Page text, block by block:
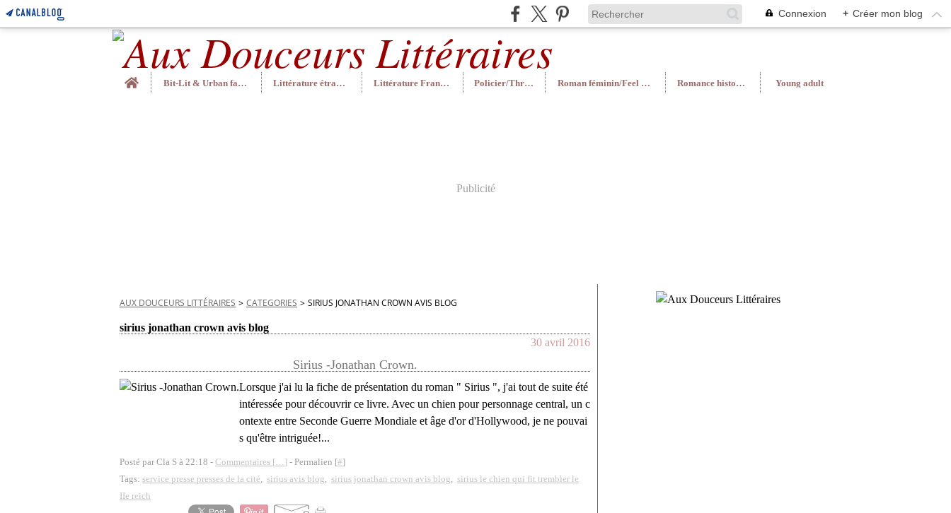
Connexion + Créer mon blog
Home
Bit-Lit & Urban fantasy Littérature étrangère Littérature Française Policier/Thriller Roman féminin/Feel Good Romance historique Young adult
Publicité
AUX DOUCEURS LITTÉRAIRES > CATEGORIES > SIRIUS JONATHAN CROWN AVIS BLOG
sirius jonathan crown avis blog
30 avril 2016
Sirius -Jonathan Crown.
Lorsque j'ai lu la fiche de présentation du roman " Sirius ", j'ai tout de suite été
intéressée pour découvrir ce livre. Avec un chien pour personnage central, un c
ontexte entre Seconde Guerre Mondiale et âge d'or d'Hollywood, je ne pouvai
s qu'être intriguée!...
Posté par Cla S à 22:18 - Commentaires […] - Permalien [#]
Tags: service presse presses de la cité, sirius avis blog, sirius jonathan crown avis blog, sirius le chien qui fit trembler le
IIe reich